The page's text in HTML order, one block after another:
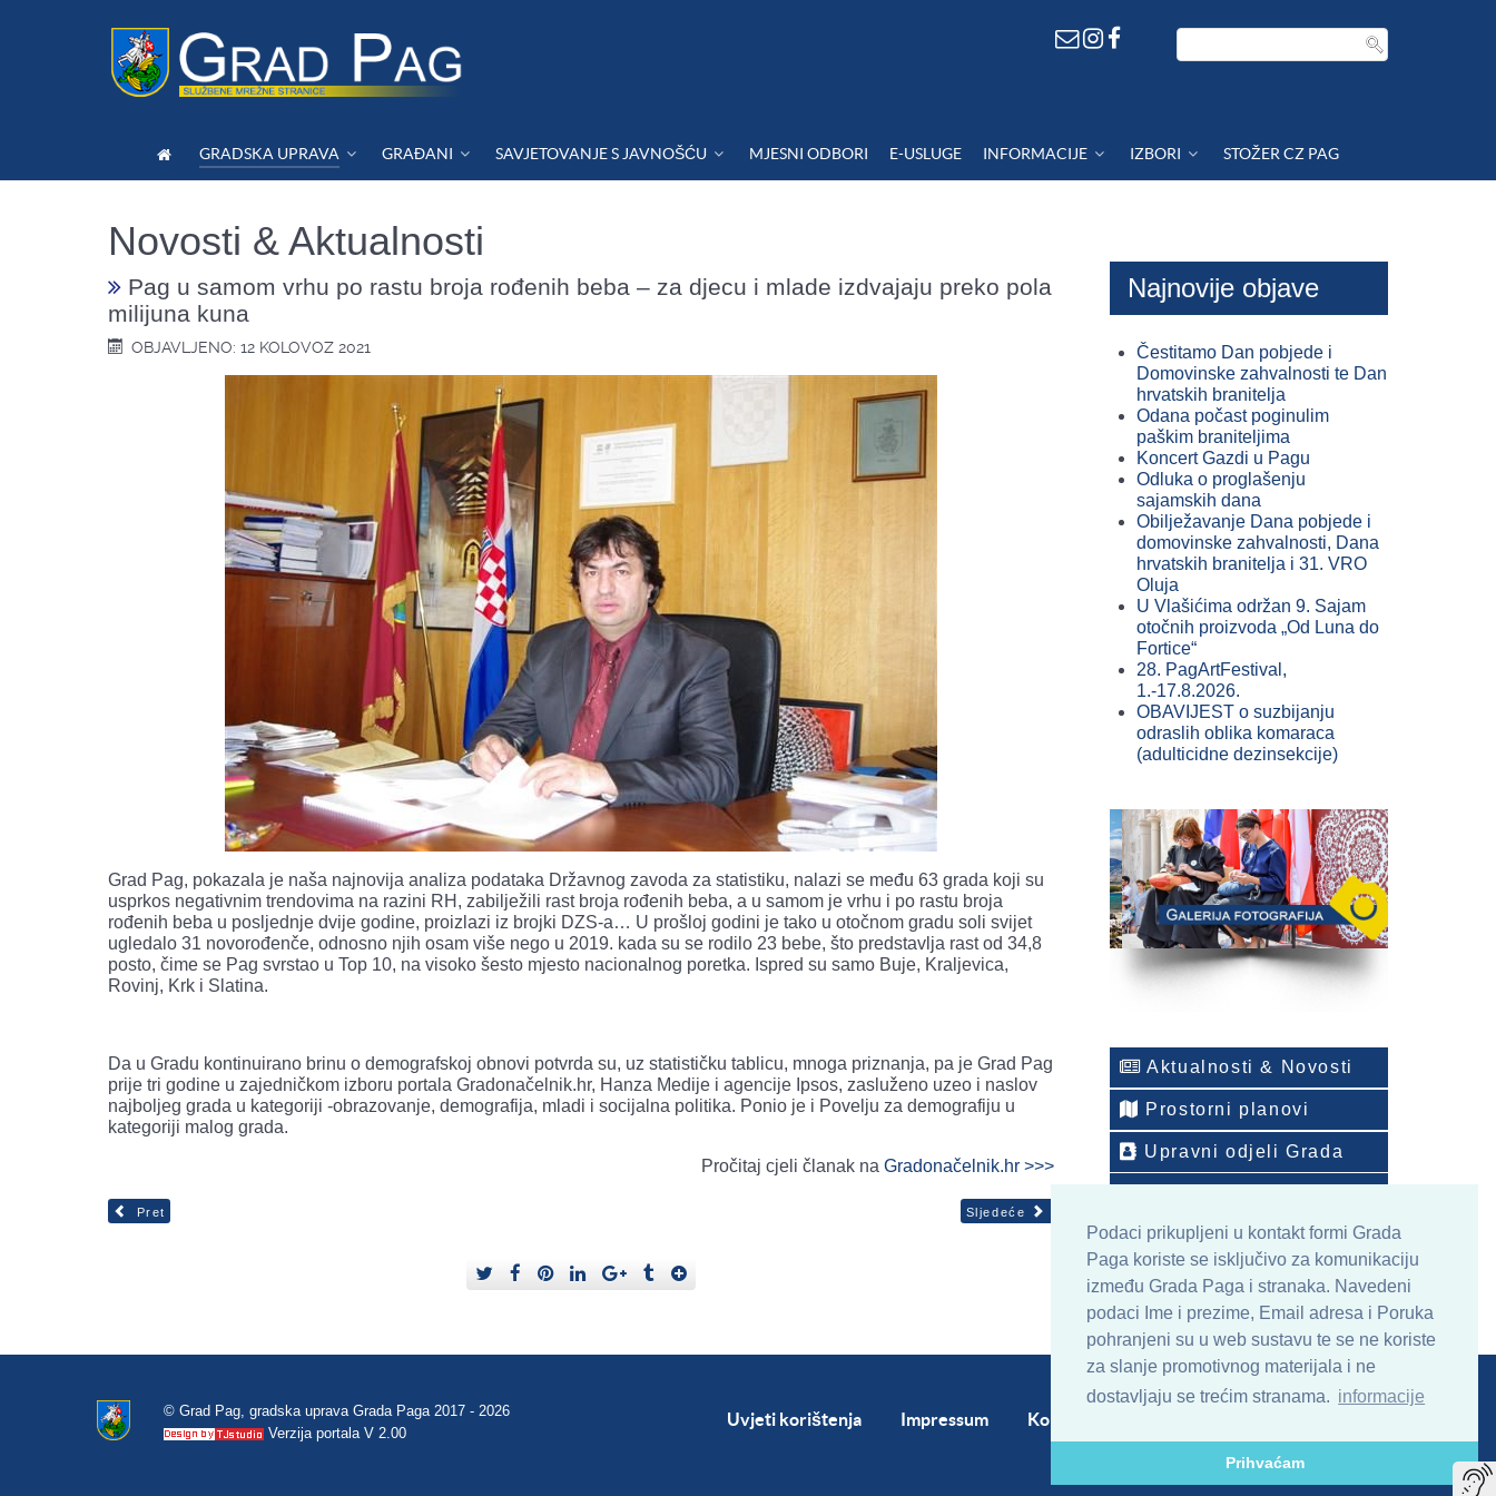
Podaci prikupljeni u kontakt formi Grada
Paga koriste se isključivo za komunikaciju
između Grada Paga i stranaka. Navedeni
podaci Ime i prezime, Email adresa i Poruka
pohranjeni su u web sustavu te se ne koriste
za slanje promotivnog materijala i ne
dostavljaju se trećim stranama. informacije
Prihvaćam
GRADSKA UPRAVA GRAĐANI SAVJETOVANJE S JAVNOŠĆU MJESNI ODBORI E-USLUGE INFORMACIJE IZBORI STOŽER CZ PAG
Novosti & Aktualnosti
Pag u samom vrhu po rastu broja rođenih beba – za djecu i mlade izdvajaju preko pola
milijuna kuna
OBJAVLJENO: 12 KOLOVOZ 2021
Grad Pag, pokazala je naša najnovija analiza podataka Državnog zavoda za statistiku, nalazi se među 63 grada koji su
usprkos negativnim trendovima na razini RH, zabilježili rast broja rođenih beba, a u samom je vrhu i po rastu broja
rođenih beba u posljednje dvije godine, proizlazi iz brojki DZS-a… U prošloj godini je tako u otočnom gradu soli svijet
ugledalo 31 novorođenče, odnosno njih osam više nego u 2019. kada su se rodilo 23 bebe, što predstavlja rast od 34,8
posto, čime se Pag svrstao u Top 10, na visoko šesto mjesto nacionalnog poretka. Ispred su samo Buje, Kraljevica,
Rovinj, Krk i Slatina.
Da u Gradu kontinuirano brinu o demografskoj obnovi potvrda su, uz statističku tablicu, mnoga priznanja, pa je Grad Pag
prije tri godine u zajedničkom izboru portala Gradonačelnik.hr, Hanza Medije i agencije Ipsos, zasluženo uzeo i naslov
najboljeg grada u kategoriji -obrazovanje, demografija, mladi i socijalna politika. Ponio je i Povelju za demografiju u
kategoriji malog grada.
Pročitaj cjeli članak na Gradonačelnik.hr >>>
Pret Sljedeće
Najnovije objave
Čestitamo Dan pobjede i
Domovinske zahvalnosti te Dan
hrvatskih branitelja
Odana počast poginulim
paškim braniteljima
Koncert Gazdi u Pagu
Odluka o proglašenju
sajamskih dana
Obilježavanje Dana pobjede i
domovinske zahvalnosti, Dana
hrvatskih branitelja i 31. VRO
Oluja
U Vlašićima održan 9. Sajam
otočnih proizvoda „Od Luna do
Fortice“
28. PagArtFestival,
1.-17.8.2026.
OBAVIJEST o suzbijanju
odraslih oblika komaraca
(adulticidne dezinsekcije)
Aktualnosti & Novosti
Prostorni planovi
Upravni odjeli Grada
ONLINE arhiv sadržaja
© Grad Pag, gradska uprava Grada Paga 2017 - 2026
Verzija portala V 2.00
Uvjeti korištenja Impressum Kontakt